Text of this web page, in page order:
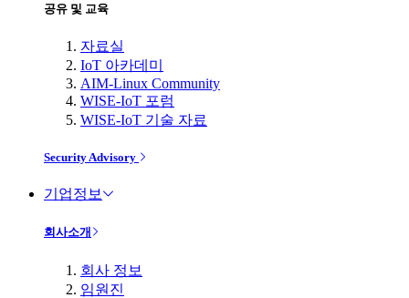
공유 및 교육
자료실
IoT 아카데미
AIM-Linux Community
WISE-IoT 포럼
WISE-IoT 기술 자료
Security Advisory
기업정보
회사소개
회사 정보
임원진